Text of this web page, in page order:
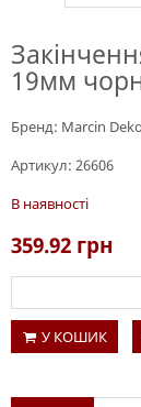
19мм
Бренд: Marcin
Артикул: 26606
В наявності
359.92 грн
У КОШИК